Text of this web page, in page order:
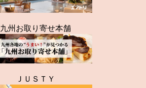
九州お取り寄せ本舗
ＪＵＳＴＹ